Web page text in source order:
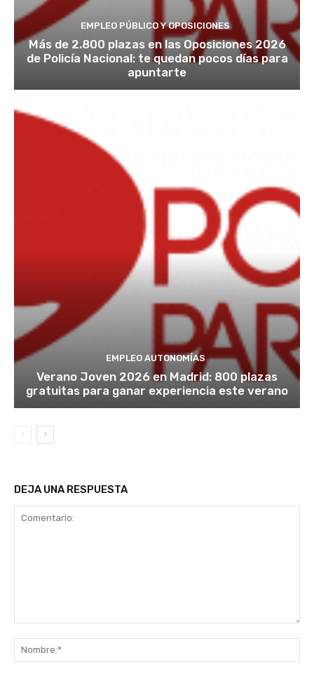
EMPLEO PÚBLICO Y OPOSICIONES
Más de 2.800 plazas en las Oposiciones 2026
de Policía Nacional: te quedan pocos días para
apuntarte
EMPLEO AUTONOMÍAS
Verano Joven 2026 en Madrid: 800 plazas
gratuitas para ganar experiencia este verano
DEJA UNA RESPUESTA